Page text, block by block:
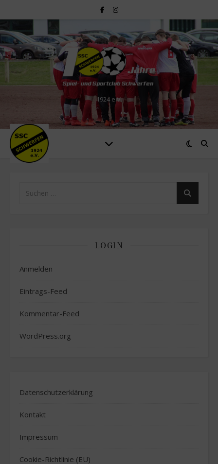
1924 e.V.
LOGIN
Anmelden
Eintrags-Feed
Kommentar-Feed
WordPress.org
Datenschutzerklärung
Kontakt
Impressum
Cookie-Richtlinie (EU)